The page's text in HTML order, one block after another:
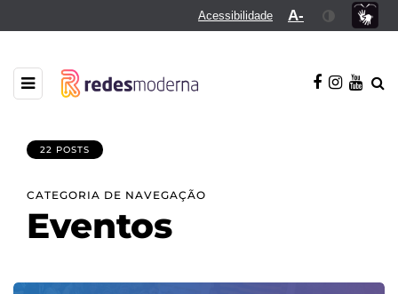
Acessibilidade A-
22 POSTS
CATEGORIA DE NAVEGAÇÃO
Eventos